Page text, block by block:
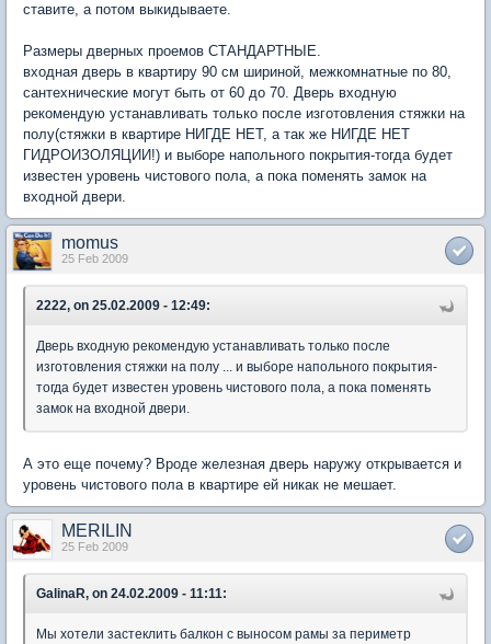
ставите, а потом выкидываете.
Размеры дверных проемов СТАНДАРТНЫЕ.
входная дверь в квартиру 90 см шириной, межкомнатные по 80,
сантехнические могут быть от 60 до 70. Дверь входную
рекомендую устанавливать только после изготовления стяжки на
полу(стяжки в квартире НИГДЕ НЕТ, а так же НИГДЕ НЕТ
ГИДРОИЗОЛЯЦИИ!) и выборе напольного покрытия-тогда будет
известен уровень чистового пола, а пока поменять замок на
входной двери.
momus
25 Feb 2009
2222, on 25.02.2009 - 12:49:
Дверь входную рекомендую устанавливать только после
изготовления стяжки на полу ... и выборе напольного покрытия-
тогда будет известен уровень чистового пола, а пока поменять
замок на входной двери.
А это еще почему? Вроде железная дверь наружу открывается и
уровень чистового пола в квартире ей никак не мешает.
MERILIN
25 Feb 2009
GalinaR, on 24.02.2009 - 11:11:
Мы хотели застеклить балкон с выносом рамы за периметр